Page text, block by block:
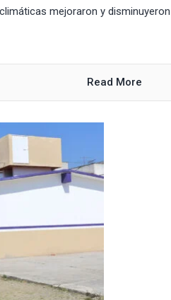
mejoraron y
Read More